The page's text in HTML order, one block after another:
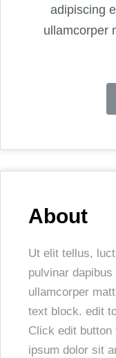
adipiscing
ullamcorper
About
Ut elit tellus,
pulvinar
ullamcorper
text block. edit
Click edit button
ipsum dolor sit